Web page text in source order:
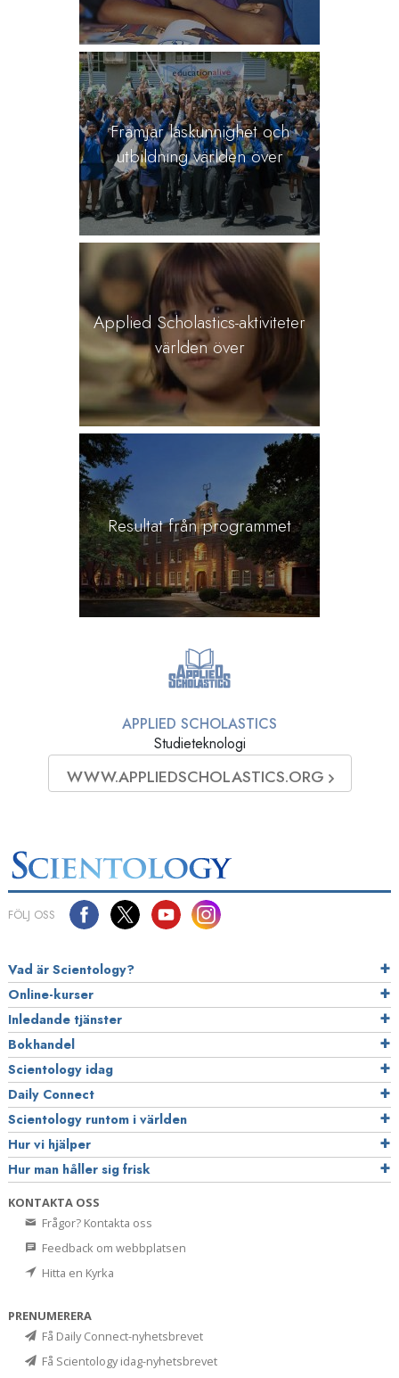
Främjar läskunnighet och
utbildning världen över
Applied Scholastics-aktiviteter
världen över
Resultat från programmet
APPLIED SCHOLASTICS
Studieteknologi
WWW.APPLIEDSCHOLASTICS.ORG
FÖLJ OSS
Vad är Scientology?
Online-kurser
Inledande tjänster
Bokhandel
Scientology idag
Daily Connect
Scientology runtom i världen
Hur vi hjälper
Hur man håller sig frisk
KONTAKTA OSS
Frågor? Kontakta oss
Feedback om webbplatsen
Hitta en Kyrka
PRENUMERERA
Få Daily Connect-nyhetsbrevet
Få Scientology idag-nyhetsbrevet